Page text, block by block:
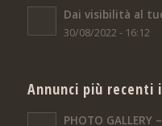
Dai visibilità al
30/08/2022 - 16:12
Annunci più recenti
PHOTO GALLERY